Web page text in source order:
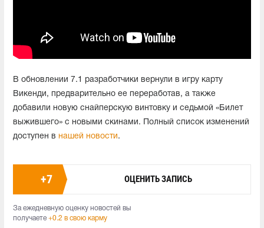
В обновлении 7.1 разработчики вернули в игру карту
Викенди, предварительно ее переработав, а также
добавили новую снайперскую винтовку и седьмой «Билет
выжившего» с новыми скинами. Полный список изменений
доступен в нашей новости.
+7 ОЦЕНИТЬ ЗАПИСЬ
За ежедневную оценку новостей вы
получаете +0.2 в свою карму